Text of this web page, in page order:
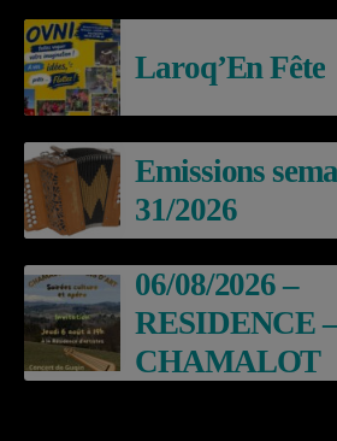
Laroq’En Fête
Emissions
31/2026
06/08/2026 –
RESIDENCE
CHAMALOT